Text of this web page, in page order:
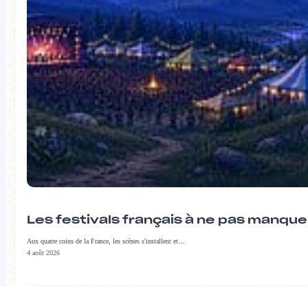
Les festivals français à ne pas
Aux quatre coins de la France, les scènes s'installent et…
4 août 2026